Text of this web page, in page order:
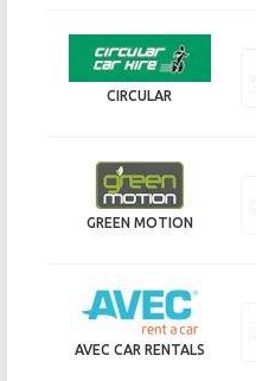
CIRCULAR
GREEN MOTION
AVEC CAR RENTALS